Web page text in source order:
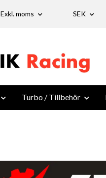
Exkl. moms SEK
Turbo / Tillbehör